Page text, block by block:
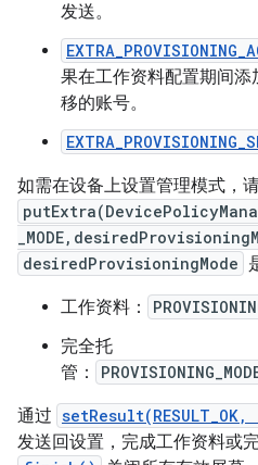
发送。
果在工作资料配置期间
移的账号。
如需在设备上设置管理模式，
desiredProvisioningMode
工作资料：
完全托
管：
通过
发送回设置，完成工作资料或